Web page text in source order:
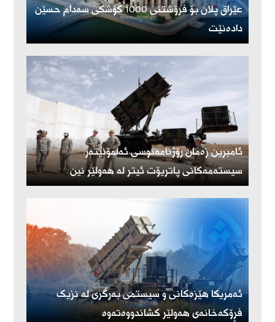
عێراق پلان بۆ فرۆشتنی 1000 کۆشکی سەدام حسێن
دادەنێت
ئامبرین زەمان رۆژنامەنوسی ئەلمۆنیتەر:
سیستەمەکانی پاتریۆت ئیتر لە هەولێر نین
ئەمریكا هێزەكانی و سیستمی بەرگری لە نزیک
فڕۆكەخانەی هەولێر كشاندووەتەوە